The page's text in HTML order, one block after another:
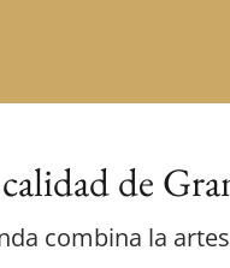
de
combina la